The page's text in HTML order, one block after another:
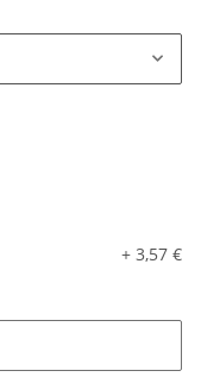
+ 3,57 €